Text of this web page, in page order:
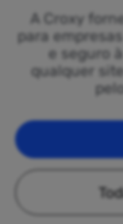
A Croxy
para
e seguro
qualquer